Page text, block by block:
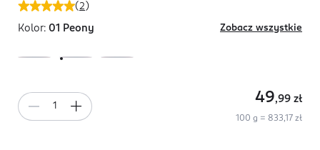
(2 )
Kolor: 01 Peony Zobacz wszystkie
49,99 zł
100 g = 833,17 zł